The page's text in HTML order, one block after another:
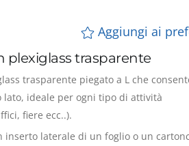
Aggiungi ai
plexiglass trasparente
trasparente piegato a L che
lato, ideale per ogni tipo di attività
fiere ecc..).
inserto laterale di un foglio o un